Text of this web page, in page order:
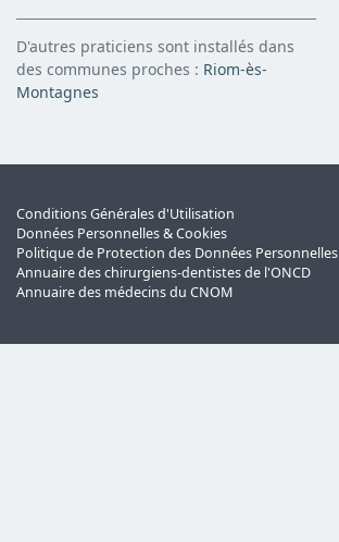
D'autres praticiens sont installés dans
des communes proches : Riom-ès-
Montagnes
Conditions Générales d'Utilisation
Données Personnelles & Cookies
Politique de Protection des Données Personnelles
Annuaire des chirurgiens-dentistes de l'ONCD
Annuaire des médecins du CNOM